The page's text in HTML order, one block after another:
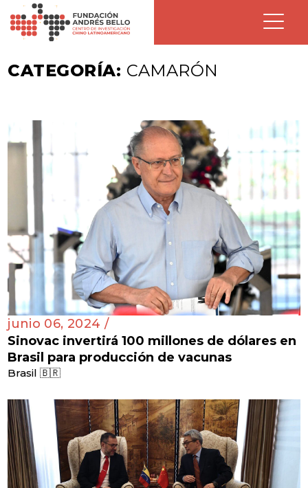
CATEGORÍA: CAMARÓN
junio 06, 2024 /
Sinovac invertirá 100 millones de dólares en
Brasil para producción de vacunas
Brasil 🇧🇷